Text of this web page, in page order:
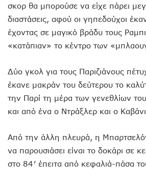
σκορ θα μπορούσε να είχε πάρει
διαστάσεις, αφού οι γηπεδούχοι
έχοντας σε μαγικό βράδυ τους
«κατάπιαν» το κέντρο των
Δύο γκολ για τους Παριζιάνους
έκανε μακράν του δεύτερου το
την Παρί τη μέρα των γενεθλίων
και από ένα ο Ντράξλερ και ο
Από την άλλη πλευρά, η
να παρουσιάσει είναι το δοκάρι σε
στο 84′ έπειτα από κεφαλιά-πάσα